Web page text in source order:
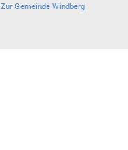
Zur Gemeinde Windberg